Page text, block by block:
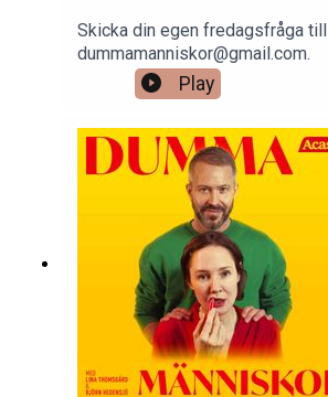
Skicka din egen fredagsfråga till
dummamanniskor@gmail.com.
Play